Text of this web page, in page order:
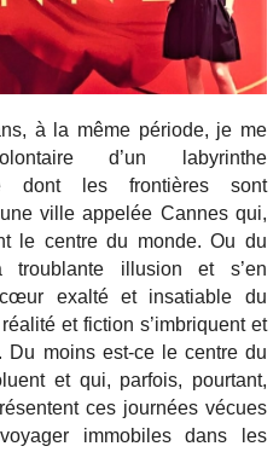
à la même période, je me
d’un labyrinthe
dont les frontières sont
ville appelée Cannes qui,
le centre du monde. Ou du
illusion et s’en
exalté et insatiable du
et fiction s’imbriquent et
Du moins est-ce le centre du
et qui, parfois, pourtant,
ces journées vécues
immobiles dans les